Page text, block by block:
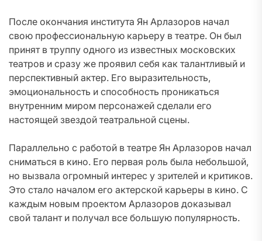
После окончания института Ян Арлазоров начал
свою профессиональную карьеру в театре. Он был
принят в труппу одного из известных московских
театров и сразу же проявил себя как талантливый и
перспективный актер. Его выразительность,
эмоциональность и способность проникаться
внутренним миром персонажей сделали его
настоящей звездой театральной сцены.
Параллельно с работой в театре Ян Арлазоров начал
сниматься в кино. Его первая роль была небольшой,
но вызвала огромный интерес у зрителей и критиков.
Это стало началом его актерской карьеры в кино. С
каждым новым проектом Арлазоров доказывал
свой талант и получал все большую популярность.